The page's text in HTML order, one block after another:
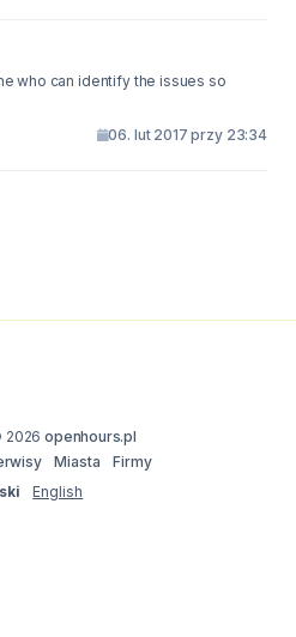
who can identify the issues so
06. lut 2017 przy 23:34
2026openhours.pl
Miasta
Firmy
English